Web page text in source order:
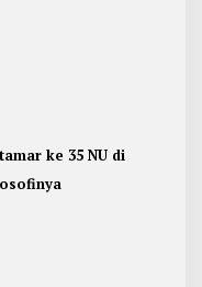
ke 35 NU di